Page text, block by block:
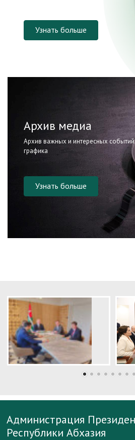
Узнать больше
Архив медиа
Архив важных и интересных
графика
Узнать больше
Администрация
Республики Абхазия